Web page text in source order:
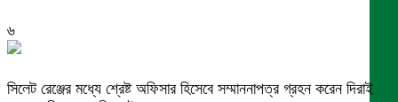
৬
সিলেট রেঞ্জের মধ্যে শ্রেষ্ট অফিসার হিসেবে সম্মাননাপত্র গ্রহন করেন দিরাই